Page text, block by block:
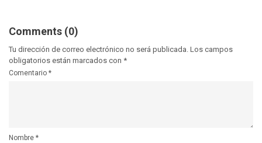
Comments (0)
Tu dirección de correo electrónico no será publicada. Los campos
obligatorios están marcados con *
Comentario *
Nombre *